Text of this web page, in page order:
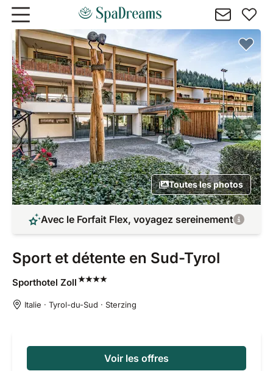
Aller au contenu principal
Toutes les photos
Avec le Forfait Flex, voyagez sereinement
Sport et détente en Sud-Tyrol
Sporthotel Zoll
Italie · Tyrol-du-Sud · Sterzing
Voir les offres